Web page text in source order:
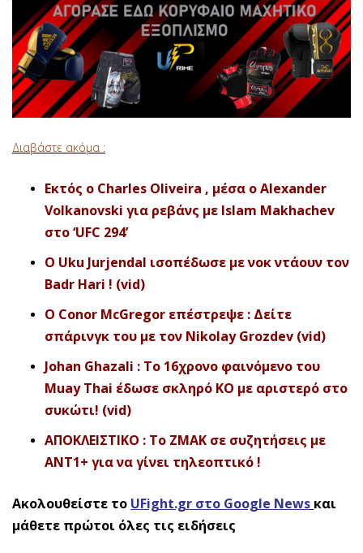
Διαβάστε ακόμα :
Εκτός ο Charles Oliveira , μέσα ο Alexander
Volkanovski για ρεβάνς με Islam Makhachev
στο ‘UFC 294’
O Uku Jurjendal ισοπέδωσε με νοκ ντάουν τον
Badr Hari ! (vid)
Ο Conor McGregor επέστρεψε : Δείτε
σπάρινγκ του με τον Nikolay Grozdev (vid)
Johan Ghazali : To 16χρονο φαινόμενο του
Muay Thai έδωσε σκληρό ΚΟ με αριστερό στο
συκώτι! (vid)
ΑΠΟΚΛΕΙΣΤΙΚΟ : To ZMAK σε συζητήσεις με
ANT1+ για να γίνει τηλεοπτικό !
Ακολουθείστε το UFight.gr στο Google News και
μάθετε πρώτοι όλες τις ειδήσεις